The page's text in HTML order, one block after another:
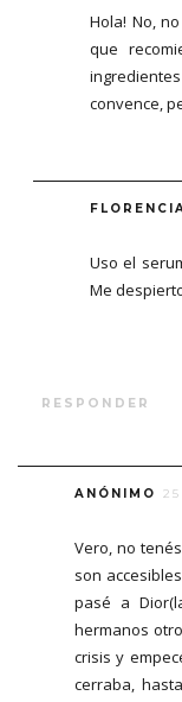
Hola! No,
que
convence,
Uso el
Me
RESPONDER
ANÓNIMO
Vero, no
son
pasé a
hermanos
crisis y
cerraba,